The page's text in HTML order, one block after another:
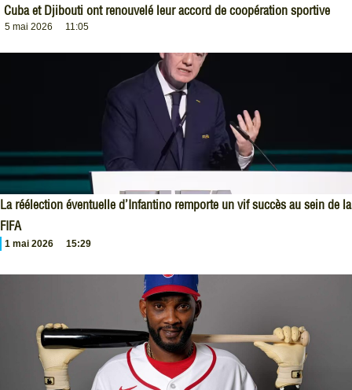
Cuba et Djibouti ont renouvelé leur accord de coopération sportive
5 mai 2026 11:05
La réélection éventuelle d’Infantino remporte un vif succès au sein de la
FIFA
1 mai 2026 15:29